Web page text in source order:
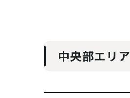
中央部エリア